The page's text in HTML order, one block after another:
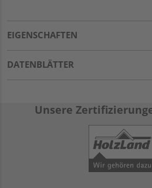
EIGENSCHAFTEN
DATENBLÄTTER
Unsere